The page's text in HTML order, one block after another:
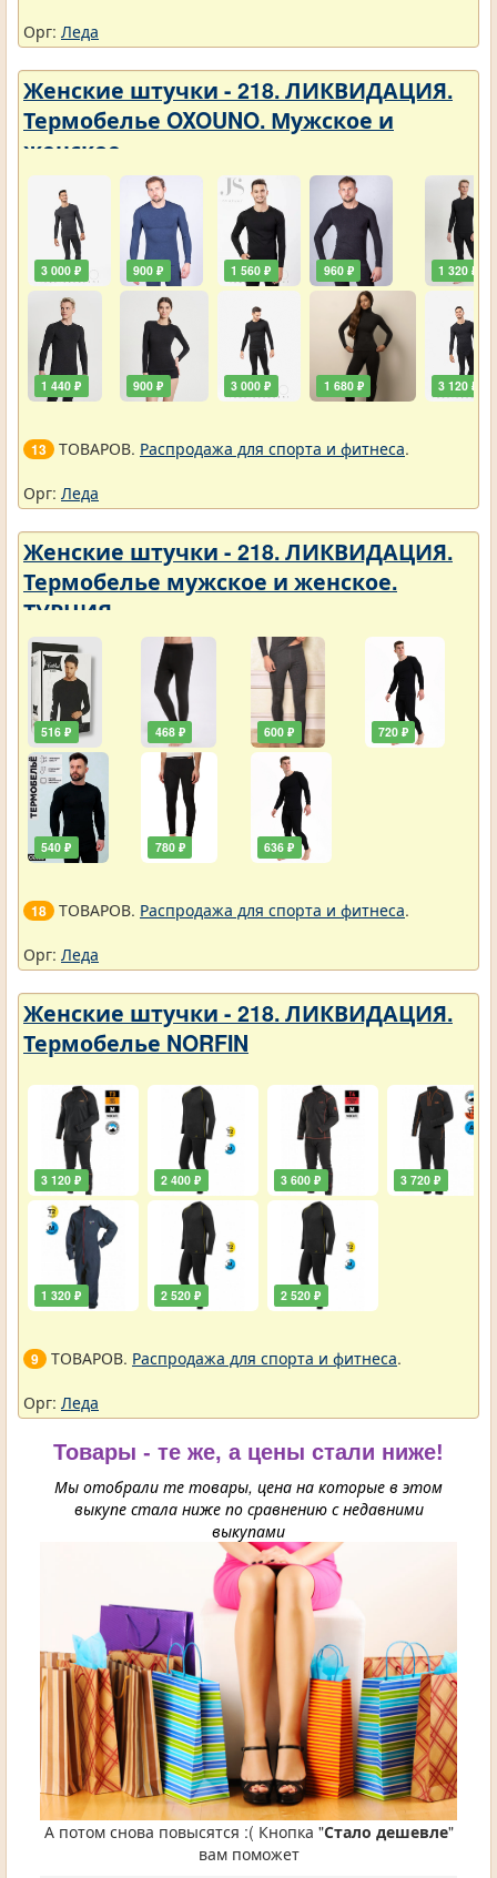
Орг: Леда
Женские штучки - 218. ЛИКВИДАЦИЯ.
Термобелье OXOUNO. Мужское и
женское
3 000 ₽
1 440 ₽
900 ₽
900 ₽
1 560 ₽
3 000 ₽
960 ₽
1 680 ₽
1 320 ₽
3 120 ₽
13 ТОВАРОВ. Распродажа для спорта и фитнеса.
Орг: Леда
Женские штучки - 218. ЛИКВИДАЦИЯ.
Термобелье мужское и женское.
ТУРЦИЯ
516 ₽
540 ₽
468 ₽
780 ₽
600 ₽
636 ₽
720 ₽
18 ТОВАРОВ. Распродажа для спорта и фитнеса.
Орг: Леда
Женские штучки - 218. ЛИКВИДАЦИЯ.
Термобелье NORFIN
3 120 ₽
1 320 ₽
2 400 ₽
2 520 ₽
3 600 ₽
2 520 ₽
3 720 ₽
9 ТОВАРОВ. Распродажа для спорта и фитнеса.
Орг: Леда
Товары - те же, а цены стали ниже!
Мы отобрали те товары, цена на которые в этом
выкупе стала ниже по сравнению с недавними
выкупами
А потом снова повысятся :( Кнопка "Стало дешевле"
вам поможет